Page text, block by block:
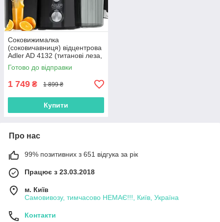
Соковижималка
(соковичавниця) відцентрова
Adler AD 4132 (титанові леза,
800 Вт, Польща)
Готово до відправки
1 749 ₴ 1 899 ₴
Купити
Про нас
99% позитивних з 651 відгука за рік
Працює з 23.03.2018
м. Київ
Самовивозу, тимчасово НЕМАЄ!!!, Київ, Україна
Контакти